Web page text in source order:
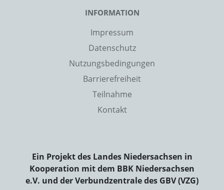
INFORMATION
Impressum
Datenschutz
Nutzungsbedingungen
Barrierefreiheit
Teilnahme
Kontakt
Ein Projekt des Landes Niedersachsen in
Kooperation mit dem BBK Niedersachsen
e.V. und der Verbundzentrale des GBV (VZG)